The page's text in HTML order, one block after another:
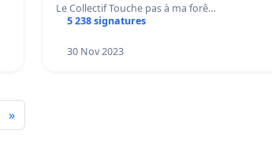
Le Collectif Touche pas à ma forê…
5 238 signatures
30 Nov 2023
»